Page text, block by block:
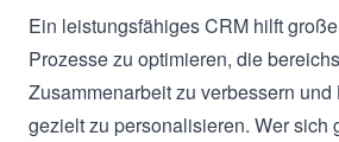
Ein leistungsfähiges CRM hilft
Prozesse zu optimieren, die
Zusammenarbeit zu verbessern
gezielt zu personalisieren. Wer sich